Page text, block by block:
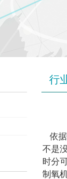
行
依据
不是
时分
制氧